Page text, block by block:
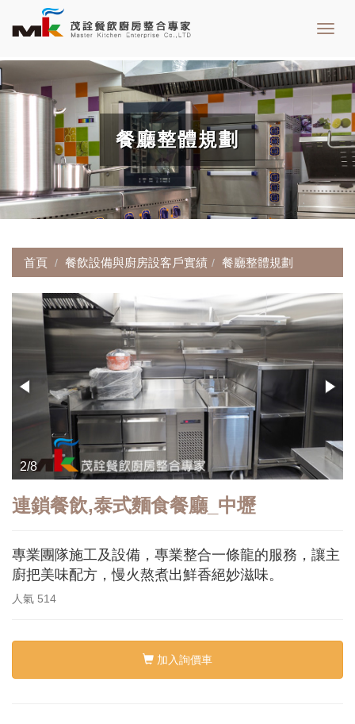
餐廳整體規劃
首頁 餐飲設備與廚房設客戶實績 餐廳整體規劃
3/8
連鎖餐飲,泰式麵食餐廳_中壢
專業團隊施工及設備，專業整合一條龍的服務，讓主
廚把美味配方，慢火熬煮出鮮香絕妙滋味。
人氣 514
加入詢價車